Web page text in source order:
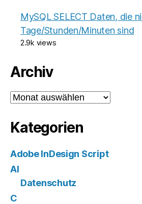
MySQL SELECT Daten, die
Tage/Stunden/Minuten sind
2.9k views
Archiv
Archiv
Kategorien
Adobe InDesign Script
AI
Datenschutz
C